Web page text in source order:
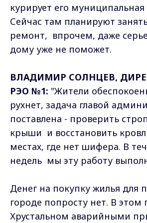
курирует его
Сейчас там планируют
ремонт, впрочем, даже
дому уже не поможет.
ВЛАДИМИР СОЛНЦЕВ,
РЭО №1: "Жители
рухнет, задача главой
поставлена - проверить
крыши и восстановить
местах, где нет шифера. В
недель мы эту работу
Денег на покупку жилья для
городе попросту нет. В этом
Хрустальном аварийными